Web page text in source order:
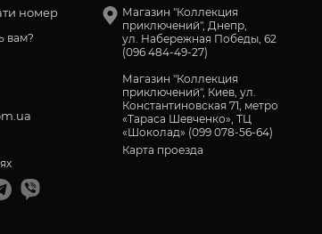
номер
вам?
Магазин "Коллекция
приключений", Днепр,
ул. Набережная Победы, 62
(096 484-49-27)
Магазин "Коллекция
приключений", Киев, ул.
Константиновская 71, метро
«Тараса Шевченко», ТЦ
«Шоколад» (099 078-56-64)
Карта проезда